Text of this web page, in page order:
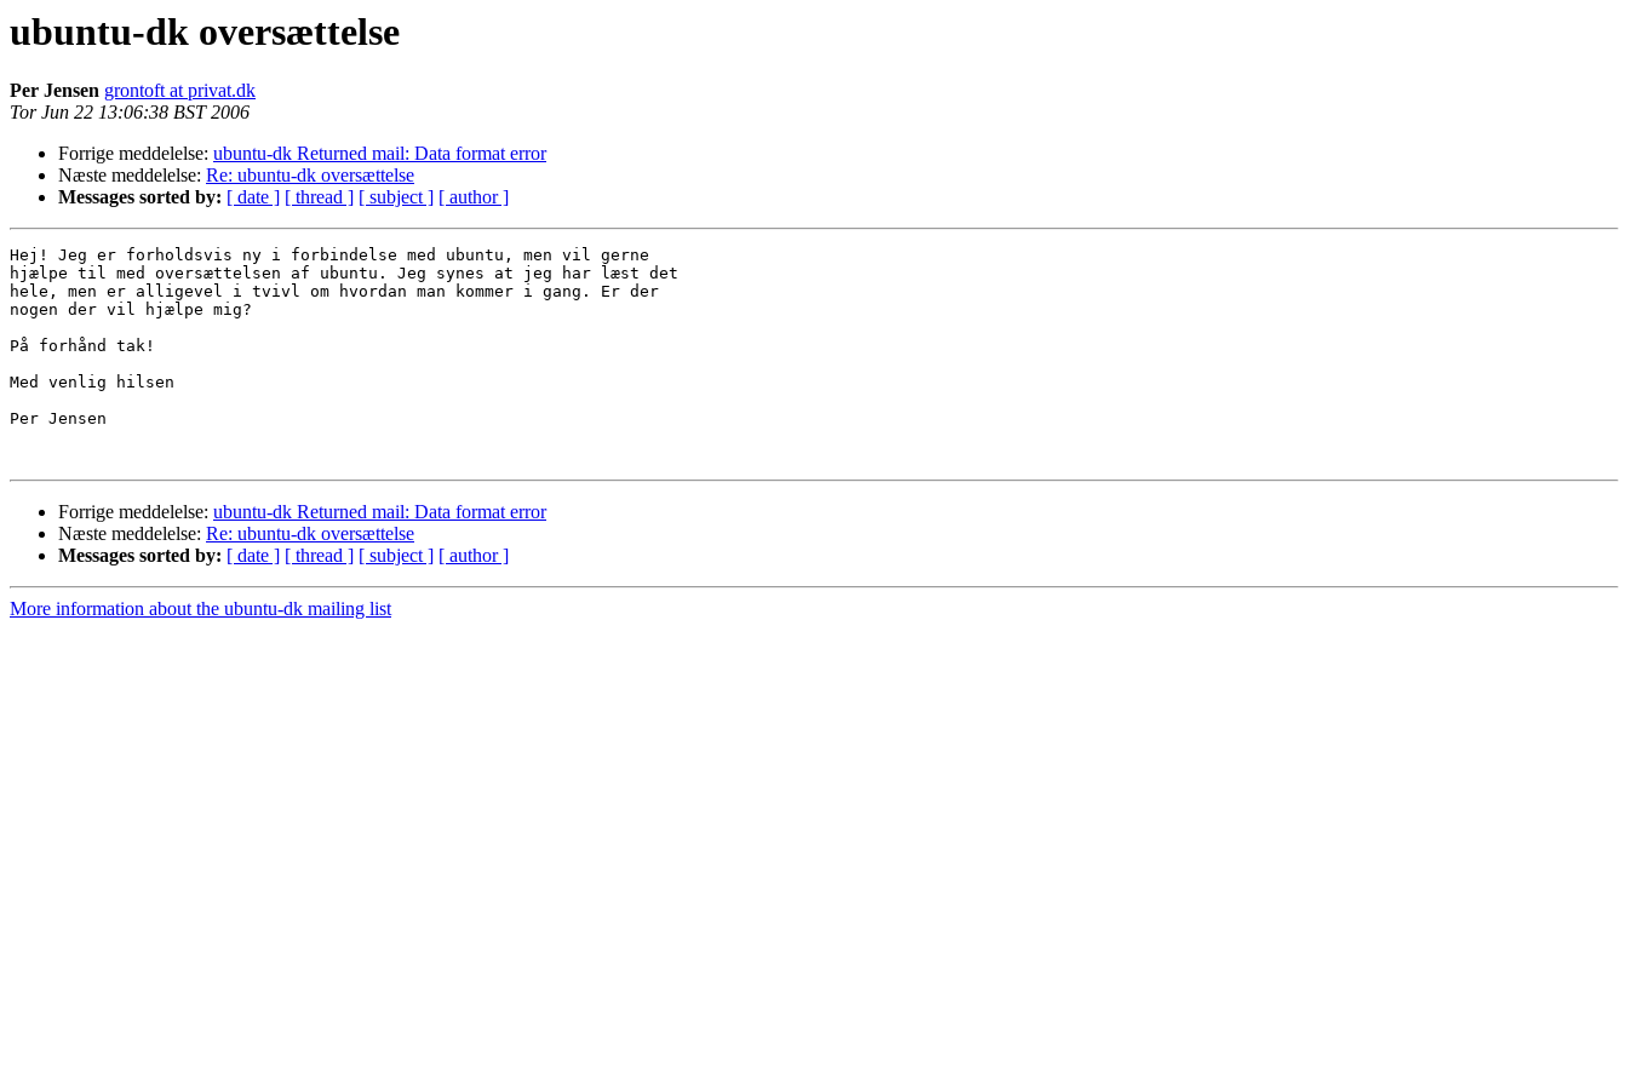
ubuntu-dk oversættelse
Per Jensen grontoft at privat.dk
Tor Jun 22 13:06:38 BST 2006
Forrige meddelelse: ubuntu-dk Returned mail: Data format error
Næste meddelelse: Re: ubuntu-dk oversættelse
Messages sorted by: [ date ] [ thread ] [ subject ] [ author ]
Hej! Jeg er forholdsvis ny i forbindelse med ubuntu, men vil gerne
hjælpe til med oversættelsen af ubuntu. Jeg synes at jeg har læst det
hele, men er alligevel i tvivl om hvordan man kommer i gang. Er der
nogen der vil hjælpe mig?
På forhånd tak!
Med venlig hilsen
Per Jensen
Forrige meddelelse: ubuntu-dk Returned mail: Data format error
Næste meddelelse: Re: ubuntu-dk oversættelse
Messages sorted by: [ date ] [ thread ] [ subject ] [ author ]
More information about the ubuntu-dk mailing list